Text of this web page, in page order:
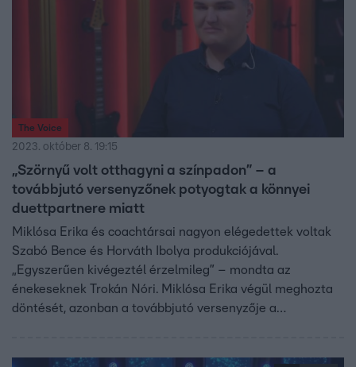
The Voice
2023. október 8. 19:15
„Szörnyű volt otthagyni a színpadon” – a
továbbjutó versenyzőnek potyogtak a könnyei
duettpartnere miatt
Miklósa Erika és coachtársai nagyon elégedettek voltak
Szabó Bence és Horváth Ibolya produkciójával.
„Egyszerűen kivégeztél érzelmileg” – mondta az
énekeseknek Trokán Nóri. Miklósa Erika végül meghozta
döntését, azonban a továbbjutó versenyzője a